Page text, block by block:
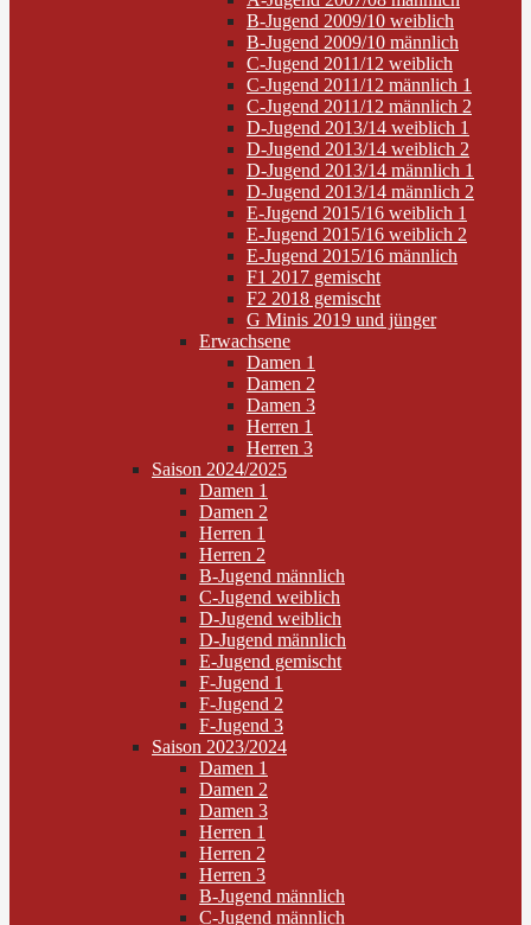
B-Jugend 2009/10 weiblich
B-Jugend 2009/10 männlich
C-Jugend 2011/12 weiblich
C-Jugend 2011/12 männlich 1
C-Jugend 2011/12 männlich 2
D-Jugend 2013/14 weiblich 1
D-Jugend 2013/14 weiblich 2
D-Jugend 2013/14 männlich 1
D-Jugend 2013/14 männlich 2
E-Jugend 2015/16 weiblich 1
E-Jugend 2015/16 weiblich 2
E-Jugend 2015/16 männlich
F1 2017 gemischt
F2 2018 gemischt
G Minis 2019 und jünger
Erwachsene
Damen 1
Damen 2
Damen 3
Herren 1
Herren 3
Saison 2024/2025
Damen 1
Damen 2
Herren 1
Herren 2
B-Jugend männlich
C-Jugend weiblich
D-Jugend weiblich
D-Jugend männlich
E-Jugend gemischt
F-Jugend 1
F-Jugend 2
F-Jugend 3
Saison 2023/2024
Damen 1
Damen 2
Damen 3
Herren 1
Herren 2
Herren 3
B-Jugend männlich
C-Jugend männlich